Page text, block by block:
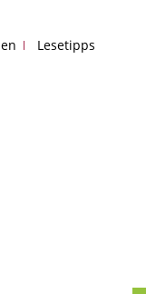
Lesetipps